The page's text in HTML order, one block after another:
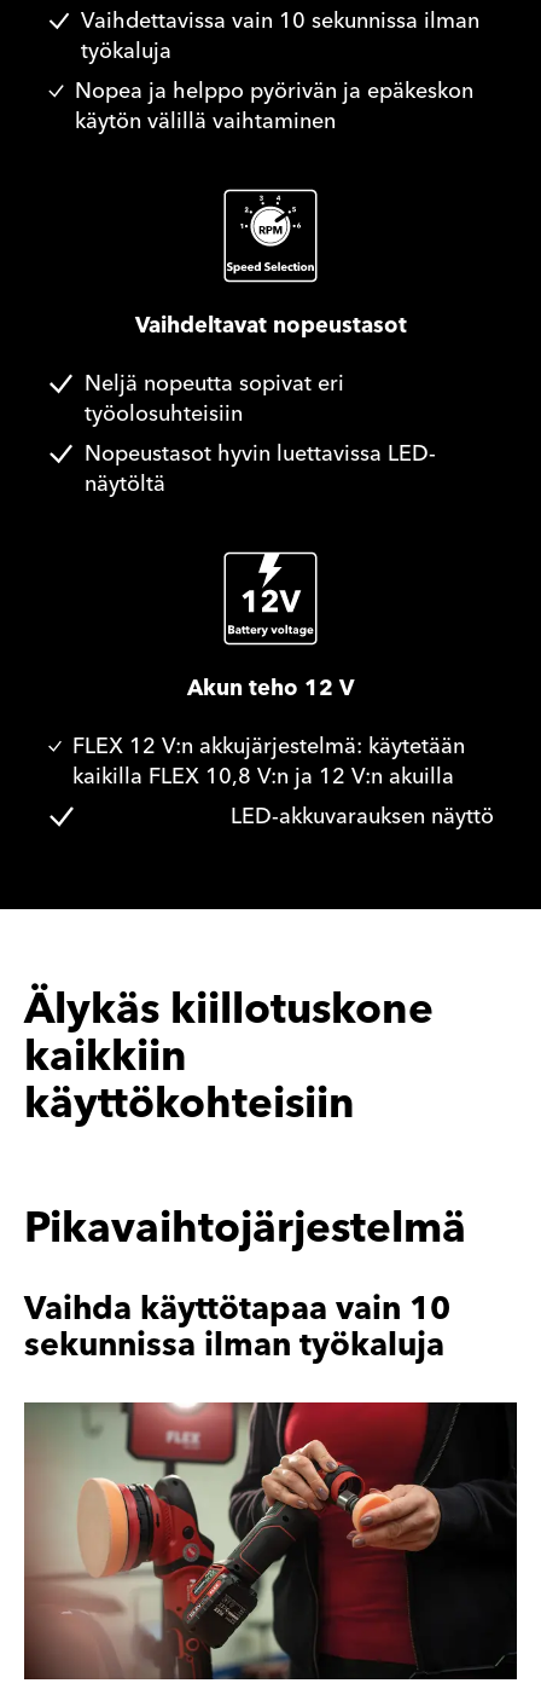
Vaihdettavissa vain 10 sekunnissa ilman
työkaluja
Nopea ja helppo pyörivän ja epäkeskon
käytön välillä vaihtaminen
Vaihdeltavat nopeustasot
Neljä nopeutta sopivat eri
työolosuhteisiin
Nopeustasot hyvin luettavissa LED-
näytöltä
Akun teho 12 V
FLEX 12 V:n akkujärjestelmä: käytetään
kaikilla FLEX 10,8 V:n ja 12 V:n akuilla
LED-akkuvarauksen näyttö
Älykäs kiillotuskone
kaikkiin
käyttökohteisiin
Pikavaihtojärjestelmä
Vaihda käyttötapaa vain 10
sekunnissa ilman työkaluja